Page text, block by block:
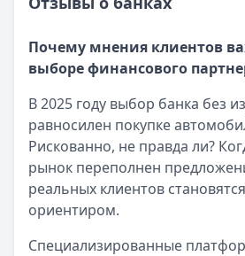
Почему мнения клиентов
выборе финансового
В 2025 году выбор банка без
равносилен покупке
Рискованно, не правда ли?
рынок переполнен
реальных клиентов
ориентиром.
Специализированные